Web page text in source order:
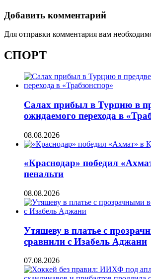
Добавить комментарий
Для отправки комментария вам
СПОРТ
Салах прибыл в Турцию в
ожидаемого перехода в
08.08.2026
«Краснодар» победил
пенальти
08.08.2026
Утяшеву в платье с
сравнили с Изабель Аджани
07.08.2026